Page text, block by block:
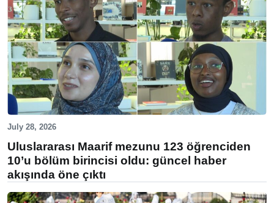
July 28, 2026
Uluslararası Maarif mezunu 123 öğrenciden
10’u bölüm birincisi oldu: güncel haber
akışında öne çıktı